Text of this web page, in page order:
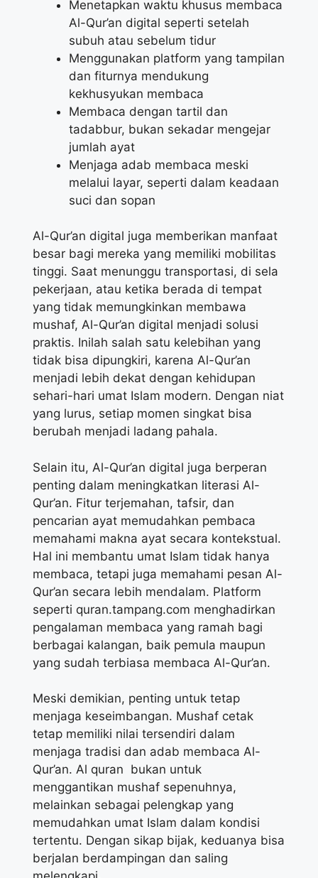
Menetapkan waktu khusus membaca
Al-Qur’an digital seperti setelah
subuh atau sebelum tidur
Menggunakan platform yang tampilan
dan fiturnya mendukung
kekhusyukan membaca
Membaca dengan tartil dan
tadabbur, bukan sekadar mengejar
jumlah ayat
Menjaga adab membaca meski
melalui layar, seperti dalam keadaan
suci dan sopan
Al-Qur’an digital juga memberikan manfaat
besar bagi mereka yang memiliki mobilitas
tinggi. Saat menunggu transportasi, di sela
pekerjaan, atau ketika berada di tempat
yang tidak memungkinkan membawa
mushaf, Al-Qur’an digital menjadi solusi
praktis. Inilah salah satu kelebihan yang
tidak bisa dipungkiri, karena Al-Qur’an
menjadi lebih dekat dengan kehidupan
sehari-hari umat Islam modern. Dengan niat
yang lurus, setiap momen singkat bisa
berubah menjadi ladang pahala.
Selain itu, Al-Qur’an digital juga berperan
penting dalam meningkatkan literasi Al-
Qur’an. Fitur terjemahan, tafsir, dan
pencarian ayat memudahkan pembaca
memahami makna ayat secara kontekstual.
Hal ini membantu umat Islam tidak hanya
membaca, tetapi juga memahami pesan Al-
Qur’an secara lebih mendalam. Platform
seperti quran.tampang.com menghadirkan
pengalaman membaca yang ramah bagi
berbagai kalangan, baik pemula maupun
yang sudah terbiasa membaca Al-Qur’an.
Meski demikian, penting untuk tetap
menjaga keseimbangan. Mushaf cetak
tetap memiliki nilai tersendiri dalam
menjaga tradisi dan adab membaca Al-
Qur’an. Al quran bukan untuk
menggantikan mushaf sepenuhnya,
melainkan sebagai pelengkap yang
memudahkan umat Islam dalam kondisi
tertentu. Dengan sikap bijak, keduanya bisa
berjalan berdampingan dan saling